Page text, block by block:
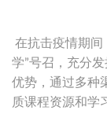
在抗击疫情期间
学”号召，充分
优势，通过多种
质课程资源和学